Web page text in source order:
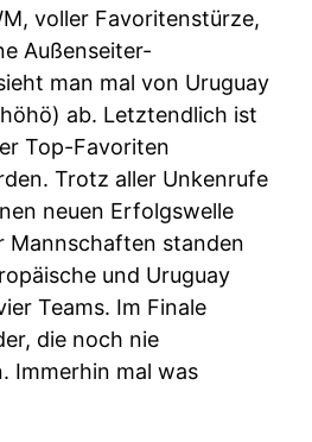
voller Favoritenstürze,
Außenseiter-
man mal von Uruguay
ab. Letztendlich ist
Top-Favoriten
Trotz aller Unkenrufe
neuen Erfolgswelle
Mannschaften standen
und Uruguay
Teams. Im Finale
die noch nie
Immerhin mal was